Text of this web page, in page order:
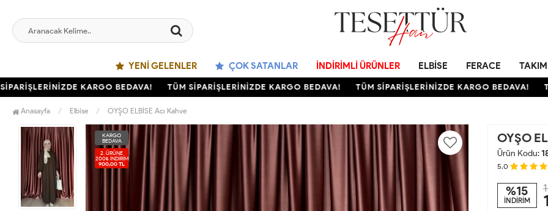
YENI GELENLER ÇOK SATANLAR İNDIRIMLI ÜRÜNLER ELBISE FERACE TAKIM
KARGO BEDAVA! TÜM SİPARİŞLERİNİZDE KARGO BEDAVA! TÜM SİPARİŞLERİNİZDE KARGO BEDAVA! TÜM
Anasayfa Elbise OYŞO ELBİSE Acı Kahve
KARGO
BEDAVA
2. ÜRÜNE
200₺ İNDIRIM
900,00 TL
OYŞO
Ürün Kodu:
5.0
%15
İNDİRİM